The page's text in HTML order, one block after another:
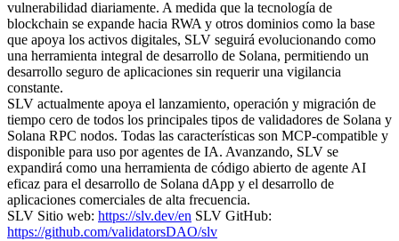
vulnerabilidad diariamente. A medida que la tecnología de
blockchain se expande hacia RWA y otros dominios como la base
que apoya los activos digitales, SLV seguirá evolucionando como
una herramienta integral de desarrollo de Solana, permitiendo un
desarrollo seguro de aplicaciones sin requerir una vigilancia
constante.
SLV actualmente apoya el lanzamiento, operación y migración de
tiempo cero de todos los principales tipos de validadores de Solana y
Solana RPC nodos. Todas las características son MCP-compatible y
disponible para uso por agentes de IA. Avanzando, SLV se
expandirá como una herramienta de código abierto de agente AI
eficaz para el desarrollo de Solana dApp y el desarrollo de
aplicaciones comerciales de alta frecuencia.
SLV Sitio web: https://slv.dev/en SLV GitHub:
https://github.com/validatorsDAO/slv